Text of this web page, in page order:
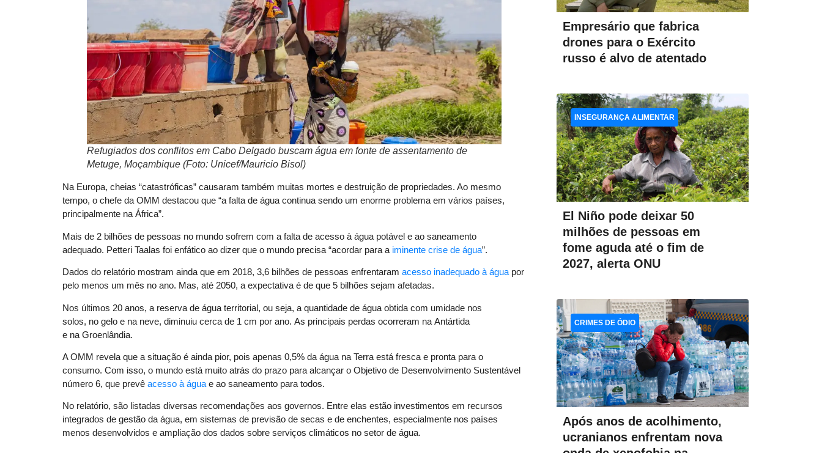
Refugiados dos conflitos em Cabo Delgado buscam água em fonte de assentamento de
Metuge, Moçambique (Foto: Unicef/Mauricio Bisol)
Na Europa, cheias “catastróficas” causaram também muitas mortes e destruição de propriedades. Ao mesmo
tempo, o chefe da OMM destacou que “a falta de água continua sendo um enorme problema em vários países,
principalmente na África”.
Mais de 2 bilhões de pessoas no mundo sofrem com a falta de acesso à água potável e ao saneamento
adequado. Petteri Taalas foi enfático ao dizer que o mundo precisa “acordar para a iminente crise de água”.
Dados do relatório mostram ainda que em 2018, 3,6 bilhões de pessoas enfrentaram acesso inadequado à água por
pelo menos um mês no ano. Mas, até 2050, a expectativa é de que 5 bilhões sejam afetadas.
Nos últimos 20 anos, a reserva de água territorial, ou seja, a quantidade de água obtida com umidade nos
solos, no gelo e na neve, diminuiu cerca de 1 cm por ano. As principais perdas ocorreram na Antártida
e na Groenlândia.
A OMM revela que a situação é ainda pior, pois apenas 0,5% da água na Terra está fresca e pronta para o
consumo. Com isso, o mundo está muito atrás do prazo para alcançar o Objetivo de Desenvolvimento Sustentável
número 6, que prevê acesso à água e ao saneamento para todos.
No relatório, são listadas diversas recomendações aos governos. Entre elas estão investimentos em recursos
integrados de gestão da água, em sistemas de previsão de secas e de enchentes, especialmente nos países
menos desenvolvidos e ampliação dos dados sobre serviços climáticos no setor de água.
Empresário que fabrica
drones para o Exército
russo é alvo de atentado
El Niño pode deixar 50
milhões de pessoas em
fome aguda até o fim de
2027, alerta ONU
INSEGURANÇA ALIMENTAR
Após anos de acolhimento,
ucranianos enfrentam nova
CRIMES DE ÓDIO